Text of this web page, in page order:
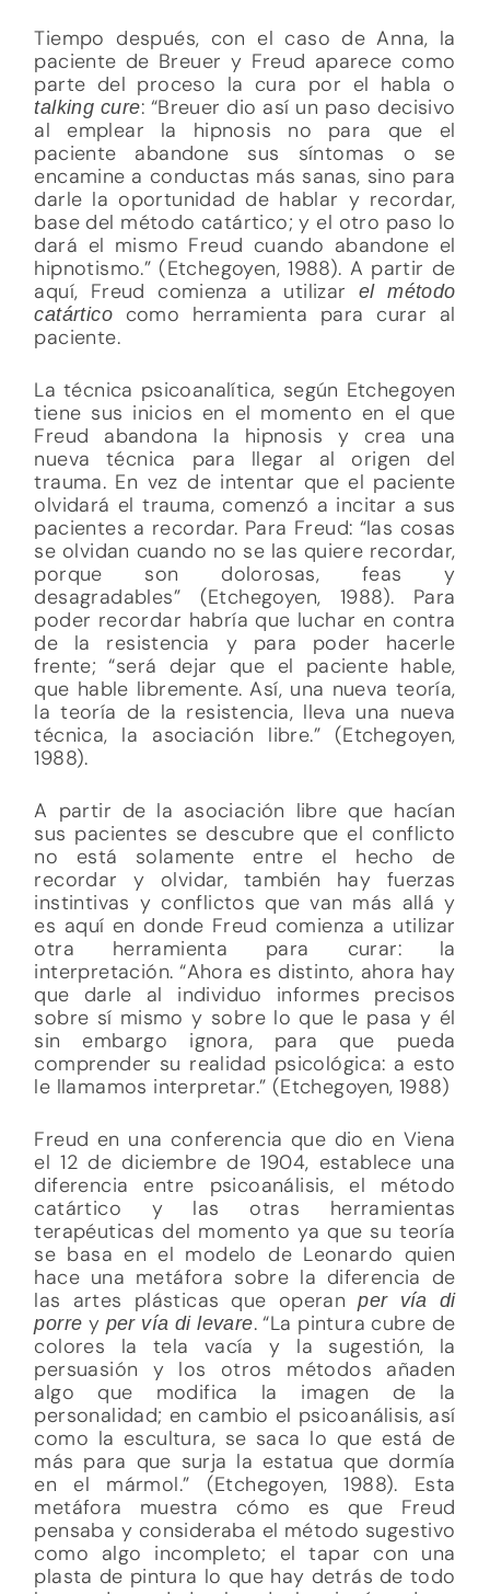
Tiempo después, con el caso de Anna, la
paciente de Breuer y Freud aparece como
parte del proceso la cura por el habla o
talking cure: “Breuer dio así un paso decisivo
al emplear la hipnosis no para que el
paciente abandone sus síntomas o se
encamine a conductas más sanas, sino para
darle la oportunidad de hablar y recordar,
base del método catártico; y el otro paso lo
dará el mismo Freud cuando abandone el
hipnotismo.” (Etchegoyen, 1988). A partir de
aquí, Freud comienza a utilizarel método
catártico como herramienta para curar al
paciente.
La técnica psicoanalítica, según Etchegoyen
tiene sus inicios en el momento en el que
Freud abandona la hipnosis y crea una
nueva técnica para llegar al origen del
trauma. En vez de intentar que el paciente
olvidará el trauma, comenzó a incitar a sus
pacientes a recordar. Para Freud: “las cosas
se olvidan cuando no se las quiere recordar,
porque son dolorosas, feas y
desagradables” (Etchegoyen, 1988). Para
poder recordar habría que luchar en contra
de la resistencia y para poder hacerle
frente; “será dejar que el paciente hable,
que hable libremente. Así, una nueva teoría,
la teoría de la resistencia, lleva una nueva
técnica, la asociación libre.” (Etchegoyen,
1988).
A partir de la asociación libre que hacían
sus pacientes se descubre que el conflicto
no está solamente entre el hecho de
recordar y olvidar, también hay fuerzas
instintivas y conflictos que van más allá y
es aquí en donde Freud comienza a utilizar
otra herramienta para curar: la
interpretación. “Ahora es distinto, ahora hay
que darle al individuo informes precisos
sobre sí mismo y sobre lo que le pasa y él
sin embargo ignora, para que pueda
comprender su realidad psicológica: a esto
le llamamos interpretar.” (Etchegoyen, 1988)
Freud en una conferencia que dio en Viena
el 12 de diciembre de 1904, establece una
diferencia entre psicoanálisis, el método
catártico y las otras herramientas
terapéuticas del momento ya que su teoría
se basa en el modelo de Leonardo quien
hace una metáfora sobre la diferencia de
las artes plásticas que operanper vía di
porre y per vía di levare. “La pintura cubre de
colores la tela vacía y la sugestión, la
persuasión y los otros métodos añaden
algo que modifica la imagen de la
personalidad; en cambio el psicoanálisis, así
como la escultura, se saca lo que está de
más para que surja la estatua que dormía
en el mármol.” (Etchegoyen, 1988). Esta
metáfora muestra cómo es que Freud
pensaba y consideraba el método sugestivo
como algo incompleto; el tapar con una
plasta de pintura lo que hay detrás de todo